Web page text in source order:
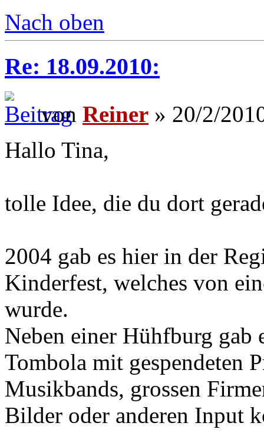
Nach oben
Re: 18.09.2010:
von Reiner » 20/2/
Hallo Tina,
tolle Idee, die du dort
2004 gab es hier in der
Kinderfest, welches von
wurde.
Neben einer Hühfburg gab
Tombola mit gespendeten
Musikbands, grossen
Bilder oder anderen Input